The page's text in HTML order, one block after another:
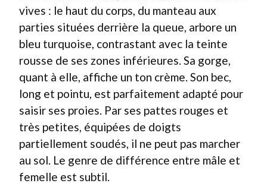
vives : le haut du corps, du manteau aux
parties situées derrière la queue, arbore un
bleu turquoise, contrastant avec la teinte
rousse de ses zones inférieures. Sa gorge,
quant à elle, affiche un ton crème. Son bec,
long et pointu, est parfaitement adapté pour
saisir ses proies. Par ses pattes rouges et
très petites, équipées de doigts
partiellement soudés, il ne peut pas marcher
au sol. Le genre de différence entre mâle et
femelle est subtil.